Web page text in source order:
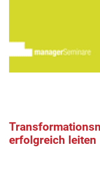
erfolgreich leiten